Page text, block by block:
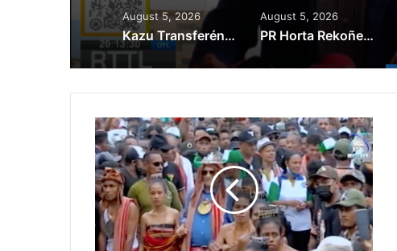
August 5, 2026
Kazu Transferénsia Osan Millaun 42 Husi Singapura, Advogadu Sei Halo Rekursu
August 5, 2026
PR Horta Rekoñese Timoroan Sira Iha Diáspora Nia Kontribuisaun